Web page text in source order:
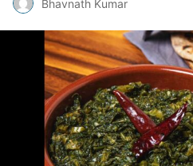
Bhavnath Kumar